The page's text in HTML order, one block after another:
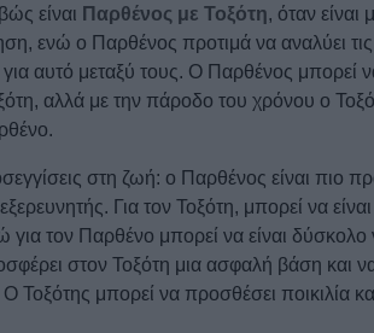
είναι Παρθένος με Τοξότη, όταν είναι
ενώ ο Παρθένος προτιμά να αναλύει
αυτό μεταξύ τους. Ο Παρθένος μπορεί
αλλά με την πάροδο του χρόνου ο
στη ζωή: ο Παρθένος είναι πιο
Για τον Τοξότη, μπορεί να
τον Παρθένο μπορεί να είναι δύσκολο
στον Τοξότη μια ασφαλή βάση και
Ο Τοξότης μπορεί να προσθέσει ποικιλία